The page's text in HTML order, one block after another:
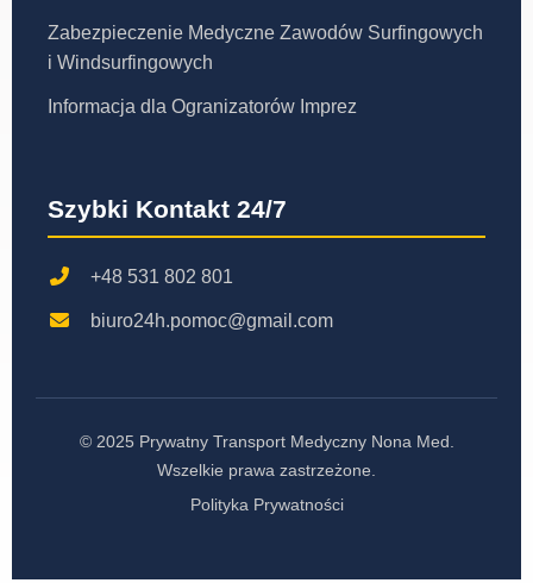
Zabezpieczenie Medyczne Zawodów Surfingowych
i Windsurfingowych
Informacja dla Ogranizatorów Imprez
Szybki Kontakt 24/7
+48 531 802 801
biuro24h.pomoc@gmail.com
© 2025 Prywatny Transport Medyczny Nona Med.
Wszelkie prawa zastrzeżone.
Polityka Prywatności